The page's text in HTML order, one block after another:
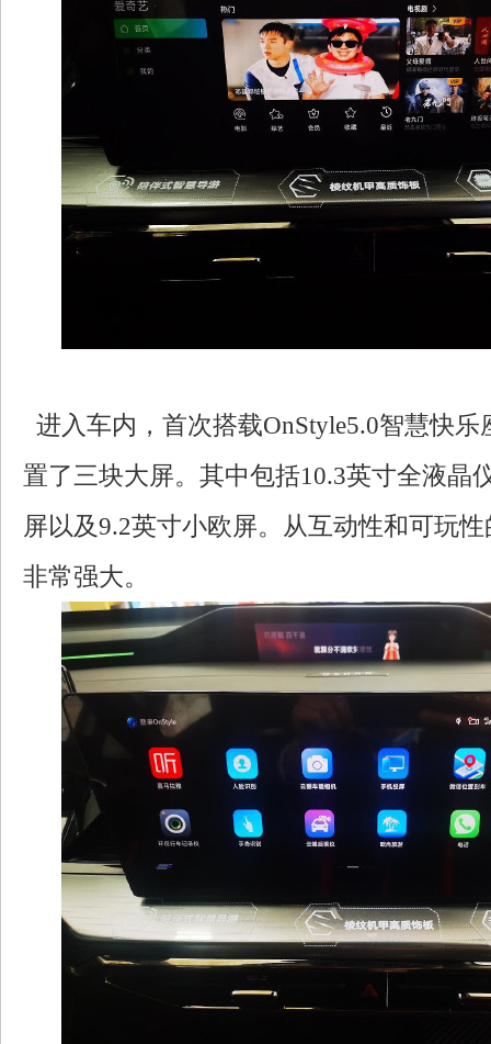
进入车内，首次搭载OnStyle5.0智慧快
置了三块大屏。其中包括10.3英寸全液晶
屏以及9.2英寸小欧屏。从互动性和可玩
非常强大。